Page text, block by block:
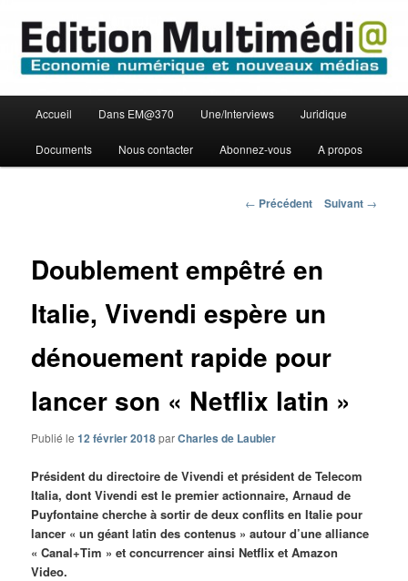
contenu
principalEdition Multimédi@
principal
Accueil Dans EM@370 Une/Interviews Juridique
Documents Nous contacter Abonnez-vous A propos
Navigation
← Précédent Suivant →
Doublement empêtré en
Italie, Vivendi espère un
dénouement rapide pour
lancer son « Netflix latin »
Publié le12 février 2018parCharles de Laubier
Président du directoire de Vivendi et président de Telecom
Italia, dont Vivendi est le premier actionnaire, Arnaud de
Puyfontaine cherche à sortir de deux conflits en Italie pour
lancer « un géant latin des contenus » autour d’une alliance
« Canal+Tim » et concurrencer ainsi Netflix et Amazon
Video.